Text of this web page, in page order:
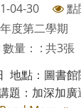
04-30
點
度第二學期
數量： : 共3張
地點：圖書
題：加深加